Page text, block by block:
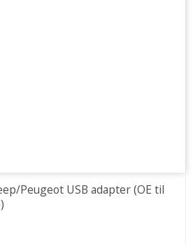
Peugeot USB adapter (OE til